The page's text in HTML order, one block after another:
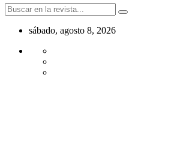
sábado, agosto 8, 2026